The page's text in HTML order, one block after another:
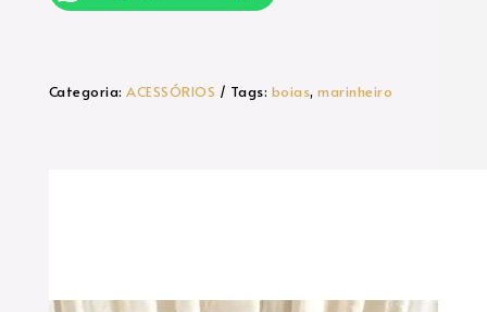
Categoria:ACESSÓRIOS Tags: boias,marinheiro